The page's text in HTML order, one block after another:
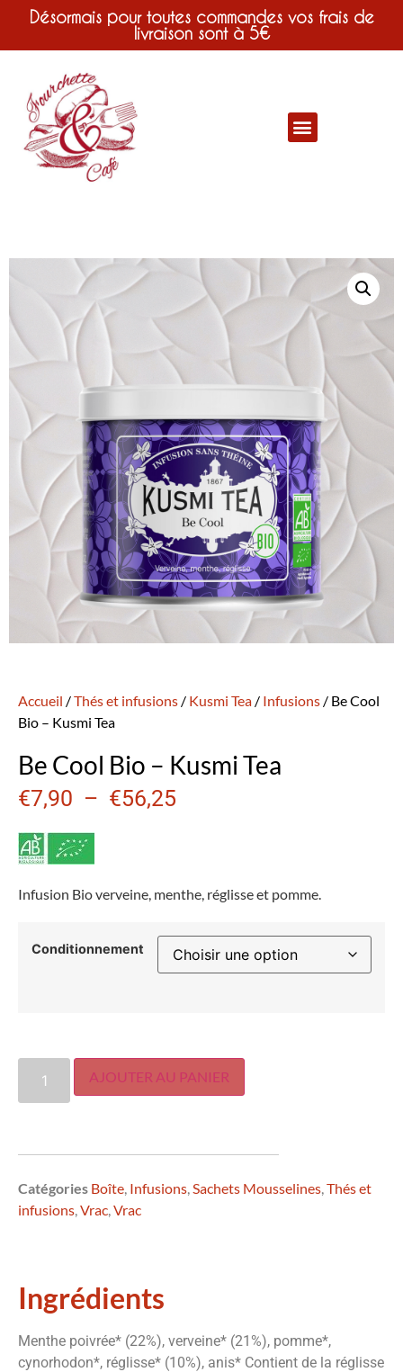
Désormais pour toutes commandes vos frais de
livraison sont à 5€
Accueil /Thés et infusions / Kusmi Tea / Infusions / Be Cool
Bio – Kusmi Tea
Be Cool Bio – Kusmi Tea
€7,90 – €56,25
Infusion Bio verveine, menthe, réglisse et pomme.
Conditionnement
AJOUTER AU PANIER
Catégories Boîte, Infusions,Sachets Mousselines,Thés et
infusions,Vrac,Vrac
Ingrédients
Menthe poivrée* (22%), verveine* (21%), pomme*,
cynorhodon*, réglisse* (10%), anis* Contient de la réglisse